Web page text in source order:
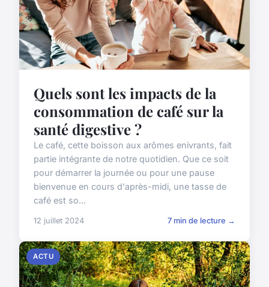
Quels sont les impacts de la
consommation de café sur la
santé digestive ?
Le café, cette boisson aux arômes enivrants, fait
partie intégrante de notre quotidien. Que ce soit
pour démarrer la journée ou pour une pause
bienvenue en cours d'après-midi, une tasse de
café est so...
12 juillet 2024 7 min de lecture →
ACTU